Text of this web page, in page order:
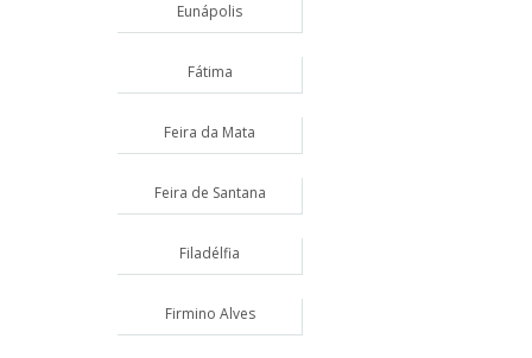
Eunápolis
Fátima
Feira da Mata
Feira de Santana
Filadélfia
Firmino Alves